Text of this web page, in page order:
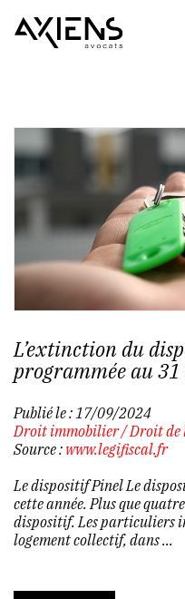
L’extinction du
programmée au
Publié le : 17/09/2024
Droit immobilier/Droit
Source : www.legifiscal.fr
Le dispositif Pinel Le
cette année. Plus que
dispositif. Les particuliers
logement collectif, dans ...